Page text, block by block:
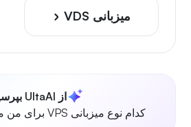
میزبانی VDS
از UltaAI بپرسید
کدام نوع میزبانی VPS برای من مناسب است؟